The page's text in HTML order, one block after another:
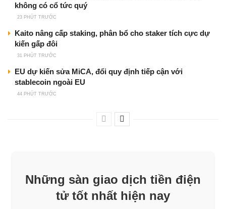
không có cổ tức quý
23 PHÚT TRƯỚC
Kaito nâng cấp staking, phân bổ cho staker tích cực dự
kiến gấp đôi
31 PHÚT TRƯỚC
EU dự kiến sửa MiCA, đổi quy định tiếp cận với
stablecoin ngoài EU
44 PHÚT TRƯỚC
Những sàn giao dịch tiền điện
tử tốt nhất hiện nay